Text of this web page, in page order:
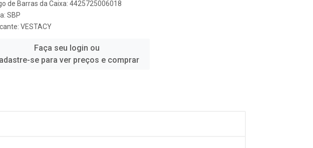
de Barras da Caixa: 4425725006018
SBP
VESTACY
Faça seu login ou
se para ver preços e comprar